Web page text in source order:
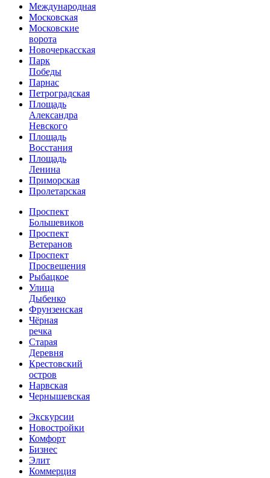
Международная
Московская
Московские
ворота
Новочеркасская
Парк
Победы
Парнас
Петроградская
Площадь
Александра
Невского
Площадь
Восстания
Площадь
Ленина
Приморская
Пролетарская
Проспект
Большевиков
Проспект
Ветеранов
Проспект
Просвещения
Рыбацкое
Улица
Дыбенко
Фрунзенская
Чёрная
речка
Старая
Деревня
Крестовский
остров
Нарвская
Чернышевская
Экскурсии
Новостройки
Комфорт
Бизнес
Элит
Коммерция